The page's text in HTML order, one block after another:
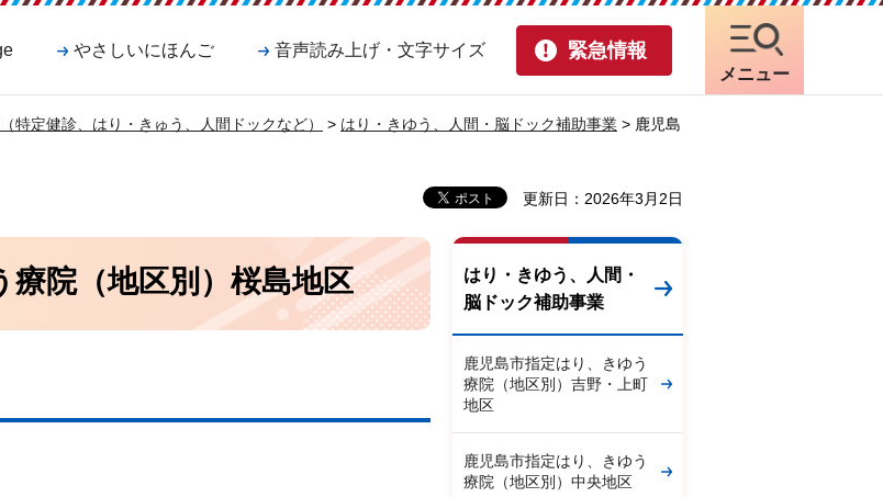
やさしいにほんご 音声読み上げ・文字サイズ 緊急情報
メニュー
特定健診、はり・きゅう、人間ドックなど） > はり・きゆう、人間・脳ドック補助事業 > 鹿児島
更新日：2026年3月2日
院（地区別）桜島地区
はり・きゆう、人間・
脳ドック補助事業
鹿児島市指定はり、きゆう
療院（地区別）吉野・上町
地区
鹿児島市指定はり、きゆう
療院（地区別）中央地区